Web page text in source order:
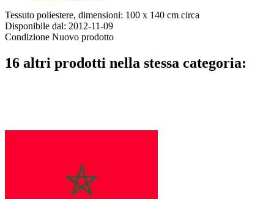
Tessuto poliestere, dimensioni: 100 x 140 cm circa
Disponibile dal: 2012-11-09
Condizione Nuovo prodotto
16 altri prodotti nella stessa categoria: